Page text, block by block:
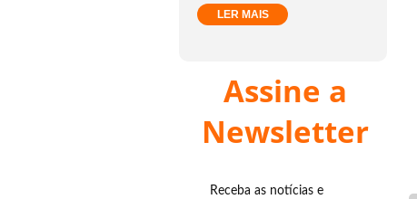
LER MAIS
Assine a
Newsletter
Receba as notícias e